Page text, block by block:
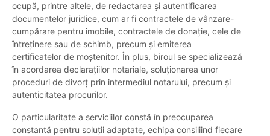
ocupă, printre altele, de redactarea și autentificarea
documentelor juridice, cum ar fi contractele de vânzare-
cumpărare pentru imobile, contractele de donație, cele de
întreținere sau de schimb, precum și emiterea
certificatelor de moștenitor. În plus, biroul se specializează
în acordarea declarațiilor notariale, soluționarea unor
proceduri de divorț prin intermediul notarului, precum și
autenticitatea procurilor.
O particularitate a serviciilor constă în preocuparea
constantă pentru soluții adaptate, echipa consiliind fiecare